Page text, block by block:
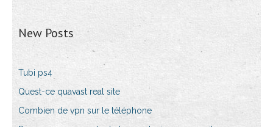
New Posts
Tubi ps4
Quest-ce quavast real site
Combien de vpn sur le téléphone